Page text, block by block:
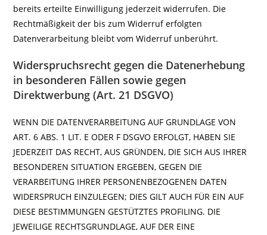
bereits erteilte Einwilligung jederzeit widerrufen. Die
Rechtmäßigkeit der bis zum Widerruf erfolgten
Datenverarbeitung bleibt vom Widerruf unberührt.
Widerspruchsrecht gegen die Datenerhebung
in besonderen Fällen sowie gegen
Direktwerbung (Art. 21 DSGVO)
WENN DIE DATENVERARBEITUNG AUF GRUNDLAGE VON
ART. 6 ABS. 1 LIT. E ODER F DSGVO ERFOLGT, HABEN SIE
JEDERZEIT DAS RECHT, AUS GRÜNDEN, DIE SICH AUS IHRER
BESONDEREN SITUATION ERGEBEN, GEGEN DIE
VERARBEITUNG IHRER PERSONENBEZOGENEN DATEN
WIDERSPRUCH EINZULEGEN; DIES GILT AUCH FÜR EIN AUF
DIESE BESTIMMUNGEN GESTÜTZTES PROFILING. DIE
JEWEILIGE RECHTSGRUNDLAGE, AUF DER EINE